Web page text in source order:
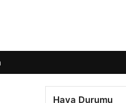
Hava Durumu